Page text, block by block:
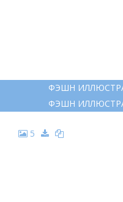
ФЭШН
ФЭШН
5